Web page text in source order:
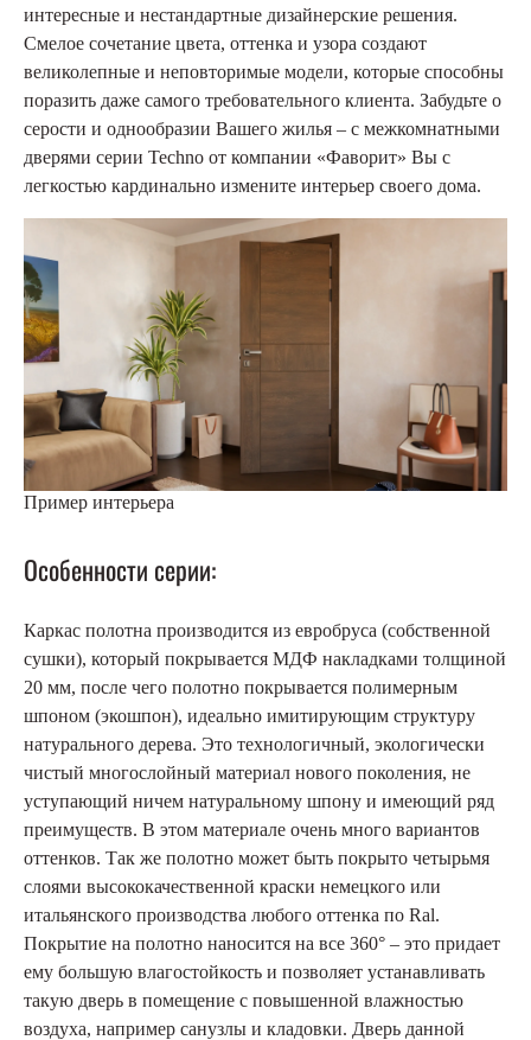
интересные и нестандартные дизайнерские решения.
Смелое сочетание цвета, оттенка и узора создают
великолепные и неповторимые модели, которые способны
поразить даже самого требовательного клиента. Забудьте о
серости и однообразии Вашего жилья – с межкомнатными
дверями серии Techno от компании «Фаворит» Вы с
легкостью кардинально измените интерьер своего дома.
Пример интерьера
Особенности серии:
Каркас полотна производится из евробруса (собственной
сушки), который покрывается МДФ накладками толщиной
20 мм, после чего полотно покрывается полимерным
шпоном (экошпон), идеально имитирующим структуру
натурального дерева. Это технологичный, экологически
чистый многослойный материал нового поколения, не
уступающий ничем натуральному шпону и имеющий ряд
преимуществ. В этом материале очень много вариантов
оттенков. Так же полотно может быть покрыто четырьмя
слоями высококачественной краски немецкого или
итальянского производства любого оттенка по Ral.
Покрытие на полотно наносится на все 360° – это придает
ему большую влагостойкость и позволяет устанавливать
такую ​​дверь в помещение с повышенной влажностью
воздуха, например санузлы и кладовки. Дверь данной